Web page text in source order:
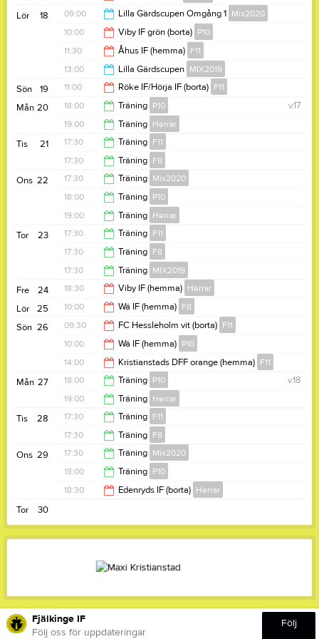
Fjälkinge IF
Följ oss för uppdateringar
Följ
18:30
20:30
18
Lör 09:00 Lilla Gärdscupen Omgång 1 Mix2020
12:00
10:00 Viby IF grön (borta) P10
12:00
11:30 Åhus IF (hemma) F11
13:30
13:00 Lilla Gärdscupen MIX2019
16:00
19
Sön 11:00 Röke IF/Hörja IF (borta) F11
13:00
20
Mån v.17
18:00 Träning P10
19:30
19:00 Träning Herrar
20:30
21
Tis 17:30 Träning F11
19:00
17:30 Träning F8
18:30
22
Ons 17:30 Träning Mix2020
18:45
18:00 Träning P10
19:30
19:00 Träning Herrar
20:30
23
Tor 17:30 Träning F11
19:00
17:30 Träning F8
18:30
17:30 Träning MIX2019
18:30
24
Fre 18:30 Viby IF (hemma) Herrar
20:30
25
Lör 10:00 Wä IF (hemma) F8
12:00
26
Sön 09:30 FC Hessleholm vit (borta) F11
11:30
10:00 Wä IF (hemma) P10
12:00
14:00 Kristianstads DFF orange (hemma) F11
16:00
27
Mån v.18
18:00 Träning P10
19:30
19:00 Träning Herrar
20:30
28
Tis 17:30 Träning F11
19:00
17:30 Träning F8
18:30
29
Ons 17:30 Träning Mix2020
18:45
18:00 Träning P10
18:30 Edenryds IF (borta) Herrar
20:30
30
Tor